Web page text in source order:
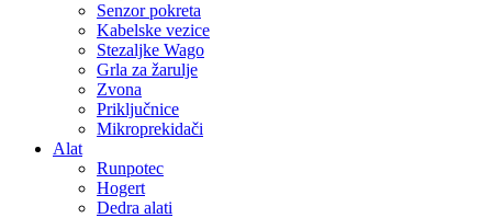
Senzor pokreta
Kabelske vezice
Stezaljke Wago
Grla za žarulje
Zvona
Priključnice
Mikroprekidači
Alat
Runpotec
Hogert
Dedra alati